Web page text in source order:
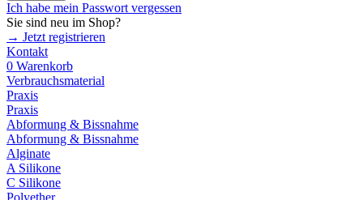
Ich habe mein Passwort vergessen
Sie sind neu im Shop?
→ Jetzt registrieren
Kontakt
0 Warenkorb
Verbrauchsmaterial
Praxis
Praxis
Abformung & Bissnahme
Abformung & Bissnahme
Alginate
A Silikone
C Silikone
Polyether